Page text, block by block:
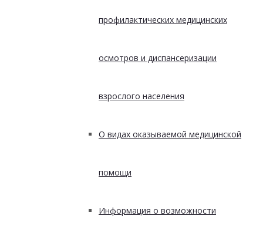
профилактических медицинских
осмотров и диспансеризации
взрослого населения
О видах оказываемой медицинской
помощи
Информация о возможности